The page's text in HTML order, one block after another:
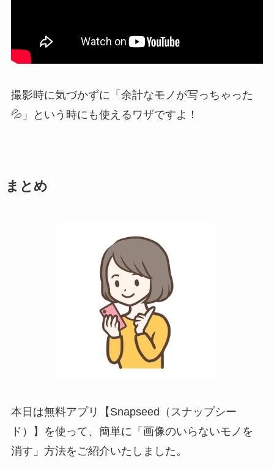
撮影時に気づかずに「余計なモノが写っちゃった
💦」という時にも使えるワザですよ！
まとめ
本日は無料アプリ【Snapseed（スナップシー
ド）】を使って、簡単に「画像のいらないモノを
消す」方法をご紹介いたしました。